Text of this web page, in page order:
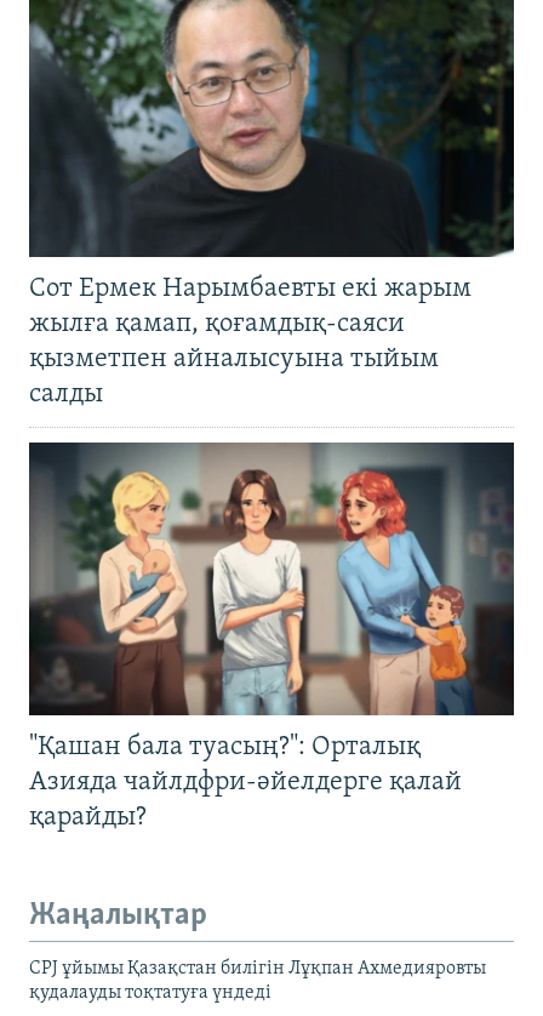
Сот Ермек Нарымбаевты екі жарым
жылға қамап, қоғамдық-саяси
қызметпен айналысуына тыйым
салды
"Қашан бала туасың?": Орталық
Азияда чайлдфри-әйелдерге қалай
қарайды?
Жаңалықтар
CPJ ұйымы Қазақстан билігін Лұқпан Ахмедияровты
қудалауды тоқтатуға үндеді